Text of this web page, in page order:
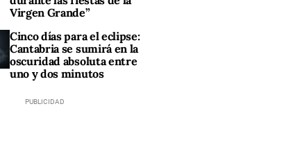
Virgen Grande”
Cinco días para el eclipse:
Cantabria se sumirá en la
oscuridad absoluta entre
uno y dos minutos